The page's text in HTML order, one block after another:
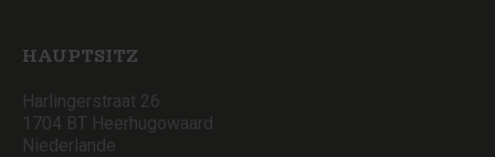
HAUPTSITZ
Harlingerstraat 26
1704 BT Heerhugowaard
Niederlande